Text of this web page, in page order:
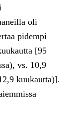
oli
pidempi
[95
vs. 10,9
kuukautta)].